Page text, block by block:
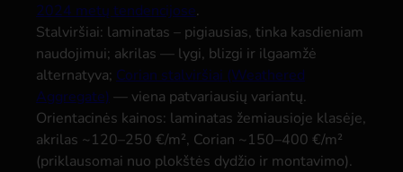
2024 metų tendencijose.
Stalviršiai: laminatas – pigiausias, tinka kasdieniam
naudojimui; akrilas — lygi, blizgi ir ilgaamžė
alternatyva; Corian stalviršiai (Weathered
Aggregate) — viena patvariausių variantų.
Orientacinės kainos: laminatas žemiausioje klasėje,
akrilas ~120–250 €/m², Corian ~150–400 €/m²
(priklausomai nuo plokštės dydžio ir montavimo).